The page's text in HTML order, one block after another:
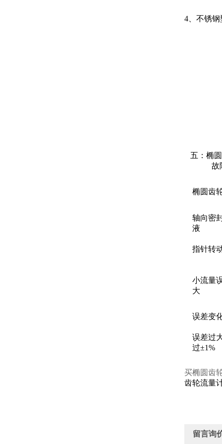
4、不锈钢
五：椭
故
椭圆齿
轴向密
液
指针转
小流量
大
误差变
误差过
过±1%
买椭圆齿
齿轮流量
留言询